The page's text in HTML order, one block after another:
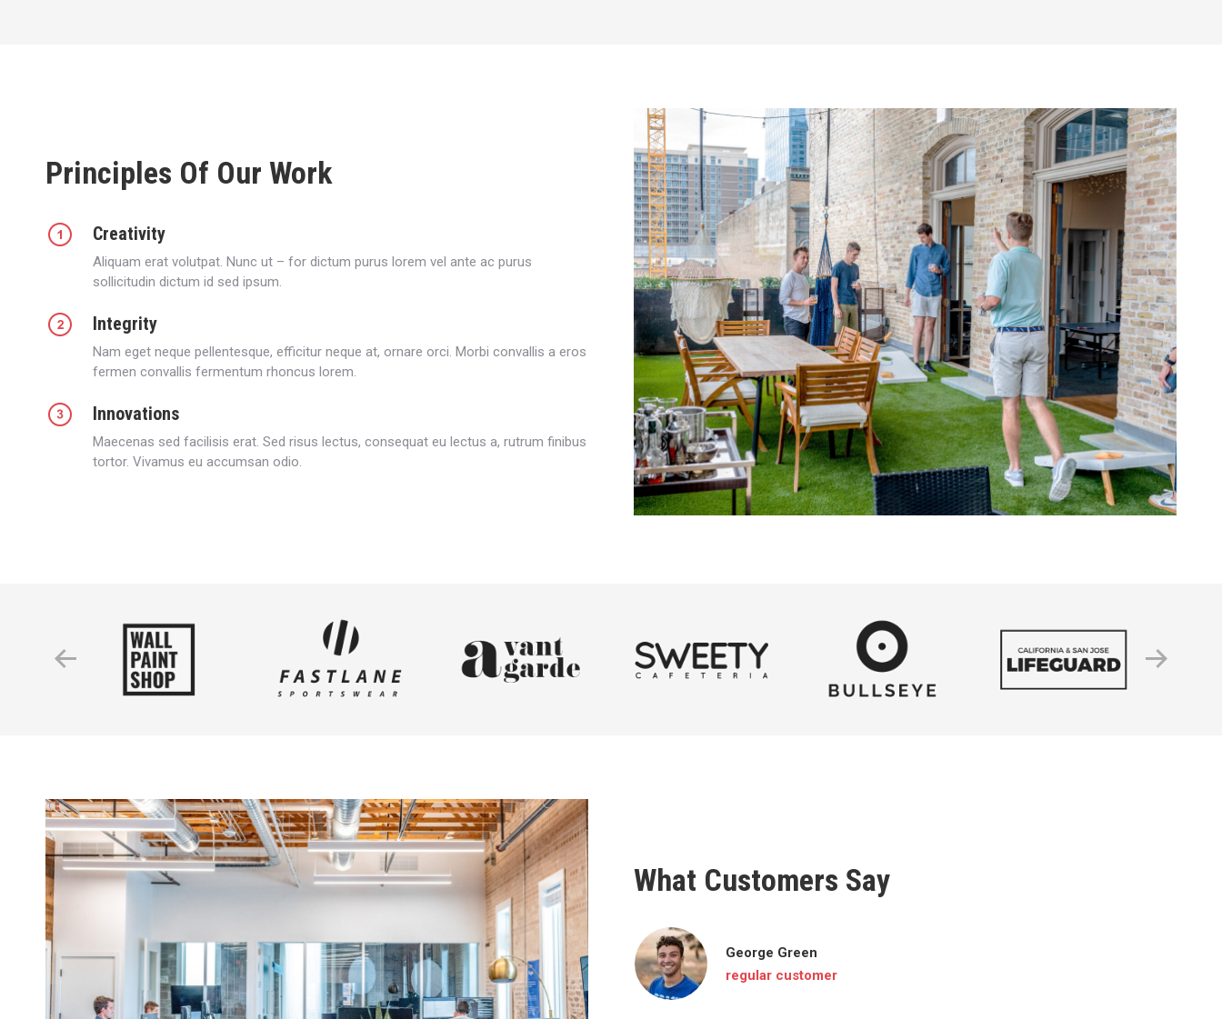
Principles Of Our Work
Creativity
Aliquam erat volutpat. Nunc ut – for dictum purus lorem vel ante ac purus
sollicitudin dictum id sed ipsum.
Integrity
Nam eget neque pellentesque, efficitur neque at, ornare orci. Morbi convallis a eros
fermen convallis fermentum rhoncus lorem.
Innovations
Maecenas sed facilisis erat. Sed risus lectus, consequat eu lectus a, rutrum finibus
tortor. Vivamus eu accumsan odio.
What Customers Say
Stefan Freeman
businessman
George Green
regular customer